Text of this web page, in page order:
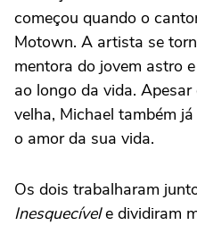
começou quando o
Motown. A artista se
mentora do jovem astro
ao longo da vida.
velha, Michael também
o amor da sua vida.
Os dois trabalharam
Inesquecívele dividiram